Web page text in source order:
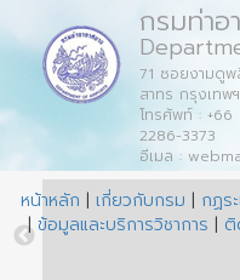
กรมท่าอ
71 ซอยงามดูพ
สาทร กรุงเทพ
โทรศัพท์ :
2286-3373
อีเมล :
หน้าหลัก | เกี่ยวกับกรม | กฏร
|ข้อมูลและบริการวิชาการ | ติ